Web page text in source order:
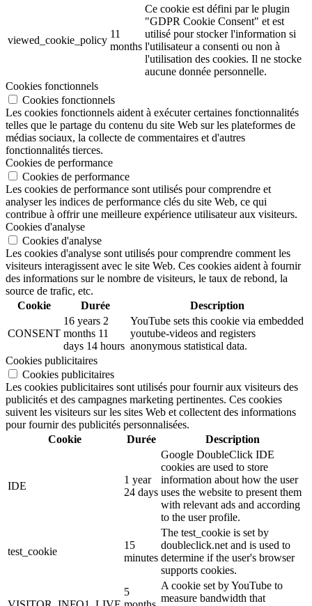
viewed_cookie_policy
11
months
Ce cookie est défini par le plugin
"GDPR Cookie Consent" et est
utilisé pour stocker l'information si
l'utilisateur a consenti ou non à
l'utilisation des cookies. Il ne stocke
aucune donnée personnelle.
Cookies fonctionnels
Cookies fonctionnels
Les cookies fonctionnels aident à exécuter certaines fonctionnalités
telles que le partage du contenu du site Web sur les plateformes de
médias sociaux, la collecte de commentaires et d'autres
fonctionnalités tierces.
Cookies de performance
Cookies de performance
Les cookies de performance sont utilisés pour comprendre et
analyser les indices de performance clés du site Web, ce qui
contribue à offrir une meilleure expérience utilisateur aux visiteurs.
Cookies d'analyse
Cookies d'analyse
Les cookies d'analyse sont utilisés pour comprendre comment les
visiteurs interagissent avec le site Web. Ces cookies aident à fournir
des informations sur le nombre de visiteurs, le taux de rebond, la
source de trafic, etc.
Cookie
Durée Description
CONSENT
16 years 2
months 11
days 14 hours
YouTube sets this cookie via embedded
youtube-videos and registers
anonymous statistical data.
Cookies publicitaires
Cookies publicitaires
Les cookies publicitaires sont utilisés pour fournir aux visiteurs des
publicités et des campagnes marketing pertinentes. Ces cookies
suivent les visiteurs sur les sites Web et collectent des informations
pour fournir des publicités personnalisées.
Cookie
Durée Description
IDE
1 year
24 days
Google DoubleClick IDE
cookies are used to store
information about how the user
uses the website to present them
with relevant ads and according
to the user profile.
test_cookie
15
minutes
The test_cookie is set by
doubleclick.net and is used to
determine if the user's browser
supports cookies.
5
A cookie set by YouTube to
measure bandwidth that